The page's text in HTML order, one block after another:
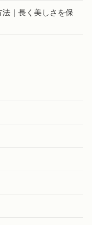
｜長く美しさを保